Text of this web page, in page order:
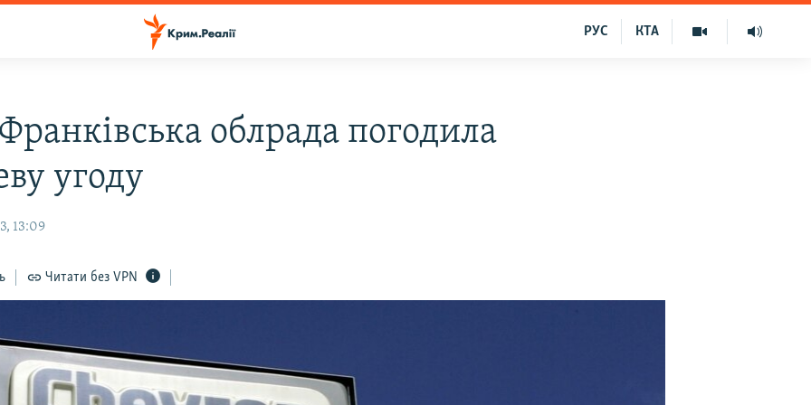
КТА
РУС
облрада погодила
угоду
13:09
Читати без VPN